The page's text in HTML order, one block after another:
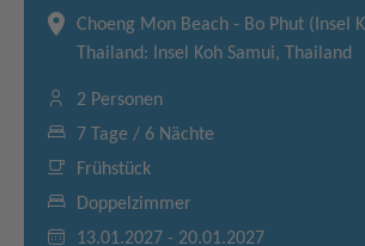
Choeng Mon Beach - Bo Phut (Insel
Thailand: Insel Koh Samui, Thailand
2 Personen
7 Tage / 6 Nächte
Frühstück
Doppelzimmer
13.01.2027 - 20.01.2027